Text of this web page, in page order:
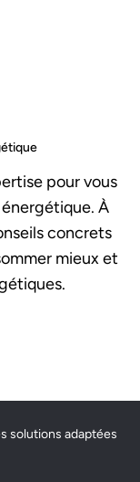
pour vous
À
concrets
mieux et
solutions adaptées